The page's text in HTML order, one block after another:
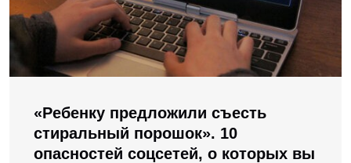
«Ребенку предложили съесть
стиральный порошок». 10
опасностей соцсетей, о которых вы